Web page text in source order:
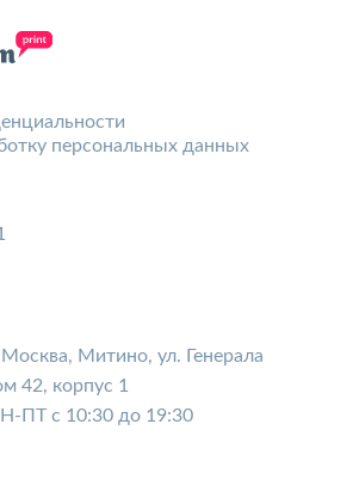
персональных данных
Митино, ул. Генерала
42, корпус 1
ПТ с 10:30 до 19:30